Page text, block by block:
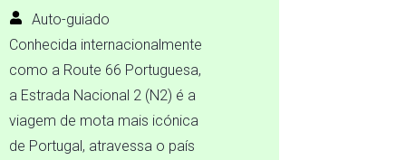
Auto-guiado
Conhecida internacionalmente
como a Route 66 Portuguesa,
a Estrada Nacional 2 (N2) é a
viagem de mota mais icónica
de Portugal, atravessa o país